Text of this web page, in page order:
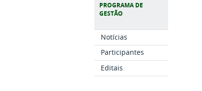
PROGRAMA DE
GESTÃO
Notícias
Participantes
Editais